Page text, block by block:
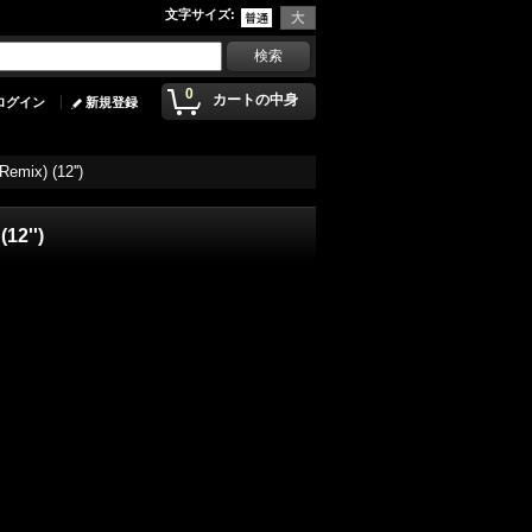
文字サイズ:
0 カートの中身
グイン 新規登録
(12'')